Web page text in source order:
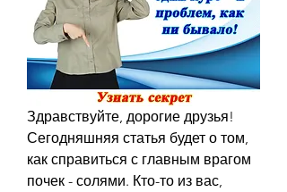
Здравствуйте, дорогие друзья!
Сегодняшняя статья будет о том,
как справиться с главным врагом
почек - солями. Кто-то из вас,